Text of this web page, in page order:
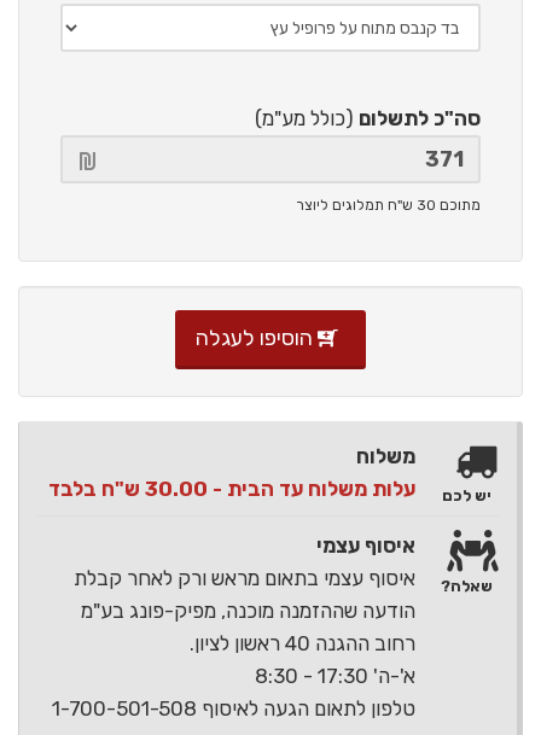
סה"כ לתשלום (כולל מע"מ)
מתוכם 30 ש"ח תמלוגים ליוצר
הוסיפו לעגלה
משלוח
עלות משלוח עד הבית - 30.00 ש"ח בלבד
איסוף עצמי
איסוף עצמי בתאום מראש ורק לאחר קבלת
הודעה שההזמנה מוכנה, מפיק-פונג בע"מ
רחוב ההגנה 40 ראשון לציון.
א'-ה' 17:30 - 8:30
טלפון לתאום הגעה לאיסוף 1-700-501-508
יש לכם
שאלה?